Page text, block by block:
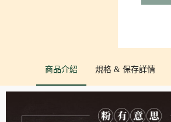
然
青
椒
鹽/
紅
商品介紹 規格 & 保存詳情